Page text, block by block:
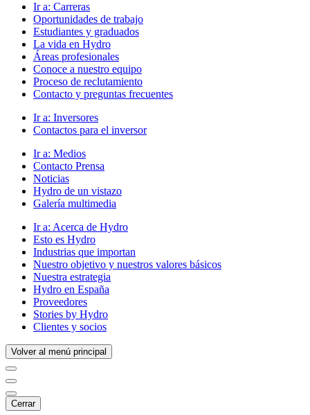
Ir a: Carreras
Oportunidades de trabajo
Estudiantes y graduados
La vida en Hydro
Áreas profesionales
Conoce a nuestro equipo
Proceso de reclutamiento
Contacto y preguntas frecuentes
Ir a: Inversores
Contactos para el inversor
Ir a: Medios
Contacto Prensa
Noticias
Hydro de un vistazo
Galería multimedia
Ir a: Acerca de Hydro
Esto es Hydro
Industrias que importan
Nuestro objetivo y nuestros valores básicos
Nuestra estrategia
Hydro en España
Proveedores
Stories by Hydro
Clientes y socios
Volver al menú principal
Cerrar